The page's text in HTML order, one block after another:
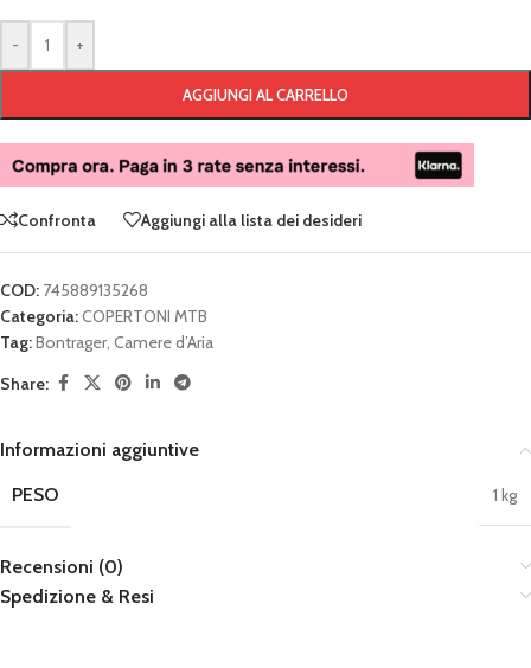
- +
AGGIUNGI AL CARRELLO
Confronta Aggiungi alla lista dei desideri
COD: 745889135268
Categoria:COPERTONI MTB
Tag:Bontrager, Camere d’Aria
Share:
Informazioni aggiuntive
PESO
1 kg
Recensioni (0)
Spedizione & Resi